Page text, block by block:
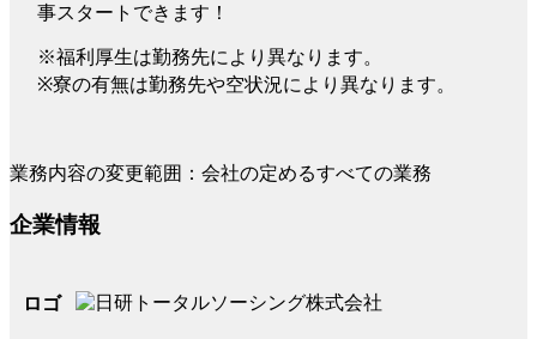
事スタートできます！
※福利厚生は勤務先により異なります。
※寮の有無は勤務先や空状況により異なります。
業務内容の変更範囲：会社の定めるすべての業務
企業情報
ロゴ